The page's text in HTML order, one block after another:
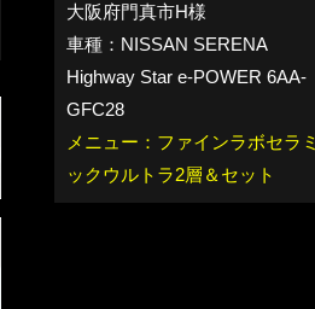
大阪府門真市H様
車種：NISSAN SERENA
Highway Star e-POWER 6AA-
GFC28
メニュー：ファインラボセラミ
ックウルトラ2層＆セット